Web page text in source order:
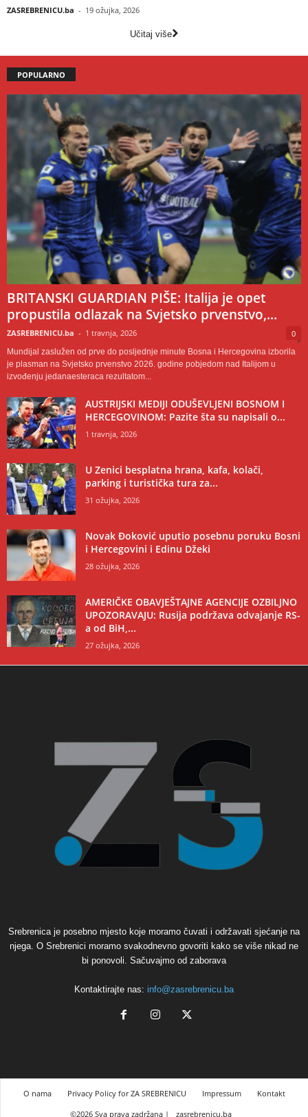
ZASREBRENICU.ba - 19 ožujka, 2026
Učitaj više
POPULARNO
BRITANSKI GUARDIAN PIŠE: Italija je opet
propustila odlazak na Svjetsko prvenstvo,...
ZASREBRENICU.ba - 1 travnja, 2026 0
Mundijal zaslužen od prve do posljednje minute Bosna i Hercegovina izborila
je plasman na Svjetsko prvenstvo 2026. godine pobjedom nad Italijom u
izvođenju jedanaesteraca rezultatom...
AUSTRIJSKI MEDIJI ODUŠEVLJENI BOSNOM I
HERCEGOVINOM: Pazite šta su napisali o...
1 travnja, 2026
U Zenici besplatna hrana, kafa, kolači,
parking i turistička tura za...
31 ožujka, 2026
Novak Đoković uputio posebnu poruku Bosni
i Hercegovini i Edinu Džeki
28 ožujka, 2026
AMERIČKE OBAVJEŠTAJNE AGENCIJE OZBILJNO
UPOZORAVAJU: Rusija podržava odvajanje RS-
a od BiH,...
27 ožujka, 2026
Srebrenica je posebno mjesto koje moramo čuvati i održavati sjećanje na
njega. O Srebrenici moramo svakodnevno govoriti kako se više nikad ne
bi ponovoli. Sačuvajmo od zaborava
Kontaktirajte nas: info@zasrebrenicu.ba
O nama Privacy Policy for ZA SREBRENICU Impressum
Kontakt
©2026 Sva prava zadržana |
zasrebrenicu.ba